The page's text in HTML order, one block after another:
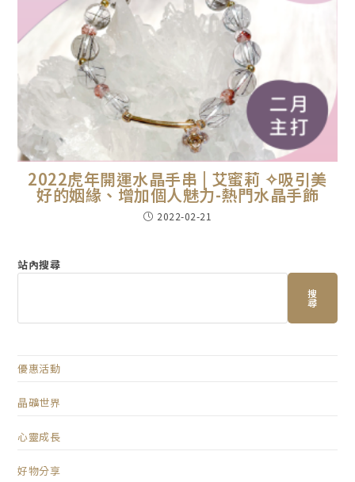
2022虎年開運水晶手串 | 艾蜜莉 ✧吸引美
好的姻緣、增加個人魅力-熱門水晶手飾
2022-02-21
站內搜尋
搜
尋
優惠活動
晶礦世界
心靈成長
好物分享